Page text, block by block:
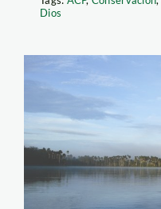
Dios